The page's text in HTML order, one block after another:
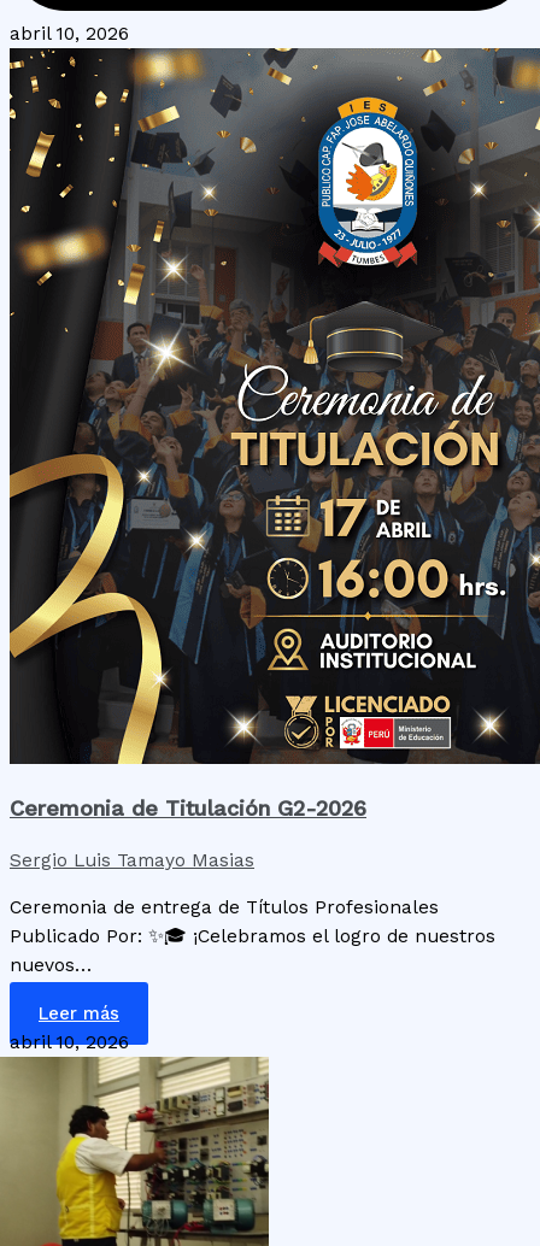
abril 10, 2026
Ceremonia de Titulación G2-2026
Sergio Luis Tamayo Masias
Ceremonia de entrega de Títulos Profesionales
Publicado Por: ✨🎓 ¡Celebramos el logro de nuestros
nuevos…
Leer más
abril 10, 2026